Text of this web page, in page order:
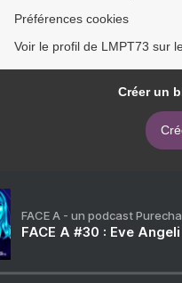
Préférences cookies
Voir le profil de LMPT73 sur
Créer un
FACE A - un podcast
FACE A #30 : Eve